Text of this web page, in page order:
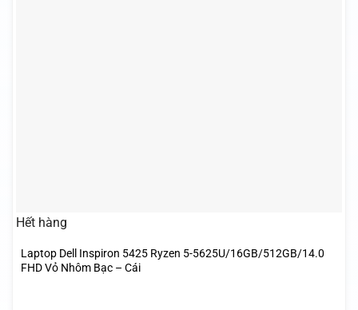
Hết hàng
Laptop Dell Inspiron 5425 Ryzen 5-5625U/16GB/512GB/14.0
FHD Vỏ Nhôm Bạc – Cái